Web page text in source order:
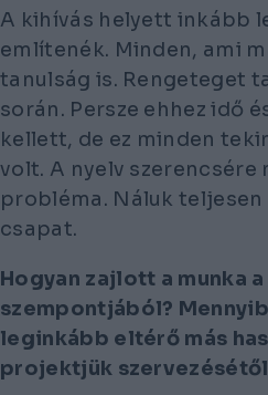
A kihívás helyett inkább
említenék. Minden, ami
tanulság is. Rengeteget
során. Persze ehhez idő
kellett, de ez minden
volt. A nyelv szerencsére
probléma. Náluk teljesen
csapat.
Hogyan zajlott a munka
szempontjából?
leginkább eltérő más
projektjük